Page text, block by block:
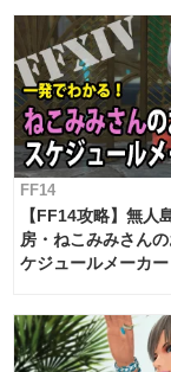
FF14
【FF14攻略】無人
房・ねこみみさん
ケジュールメーカー